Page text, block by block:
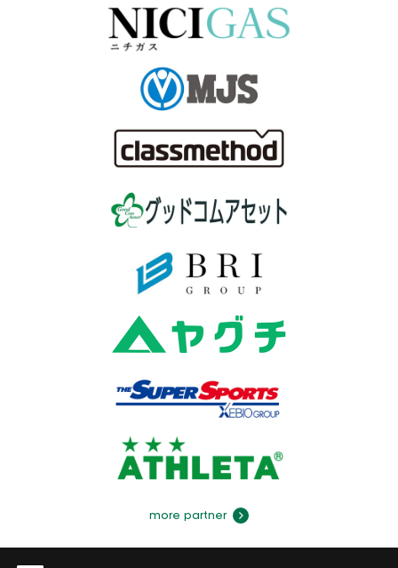
more partner